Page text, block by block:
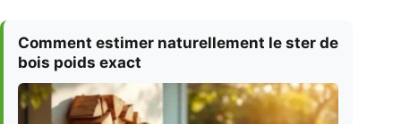
Comment estimer naturellement le ster de
bois poids exact